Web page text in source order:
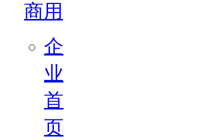
商用
企
业
首
页